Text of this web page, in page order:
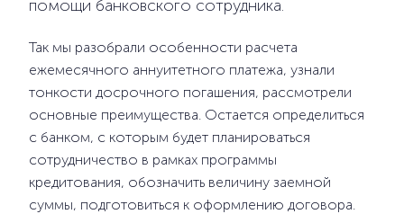
помощи банковского сотрудника.
Так мы разобрали особенности расчета
ежемесячного аннуитетного платежа, узнали
тонкости досрочного погашения, рассмотрели
основные преимущества. Остается определиться
с банком, с которым будет планироваться
сотрудничество в рамках программы
кредитования, обозначить величину заемной
суммы, подготовиться к оформлению договора.